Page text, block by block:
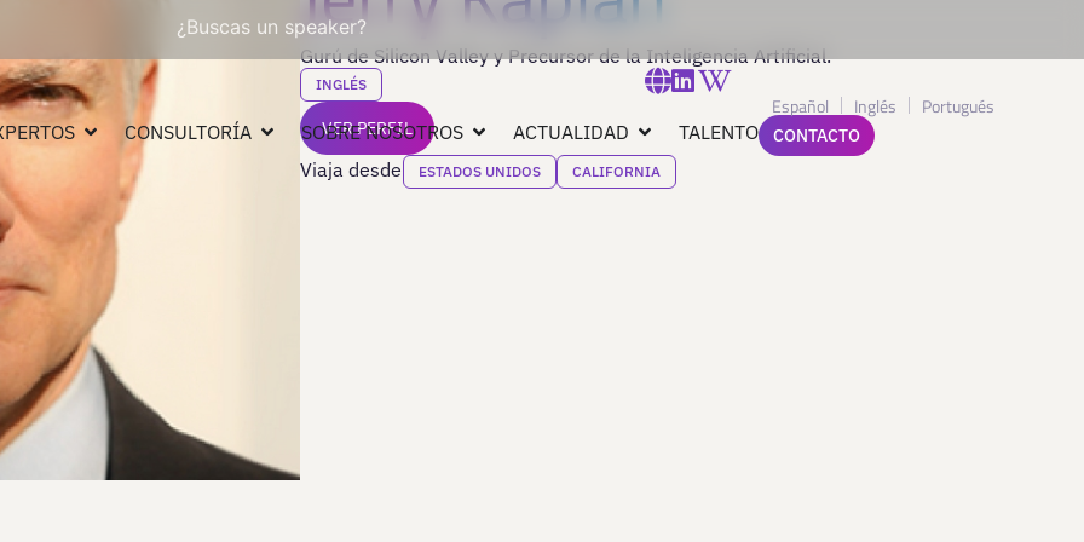
¿Buscas un speaker?
CONSULTORÍA SOBRE NOSOTROS ACTUALIDAD TALENTO
Español Inglés Portugués
CONTACTO
Gurú de Silicon Valley y Precursor de la Inteligencia Artificial.
INGLÉS
VER PERFIL
Viaja desde ESTADOS UNIDOS CALIFORNIA